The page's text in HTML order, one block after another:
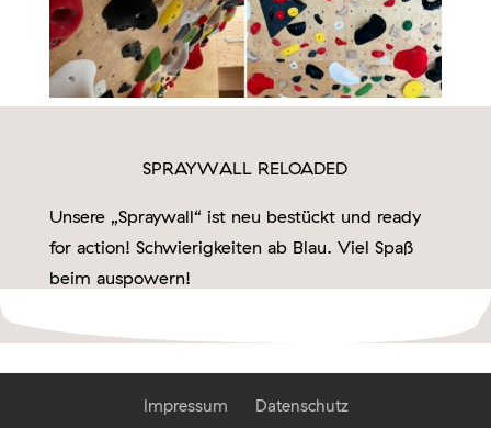
SPRAYWALL RELOADED
Unsere „Spraywall“ ist neu bestückt und ready
for action! Schwierigkeiten ab Blau. Viel Spaß
beim auspowern!
Impressum Datenschutz